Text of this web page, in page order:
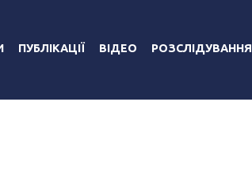
ПУБЛІКАЦІЇ ВІДЕО РОЗСЛІДУВАННЯ